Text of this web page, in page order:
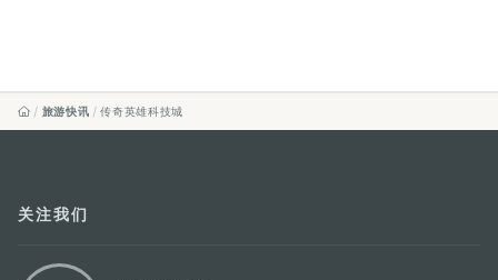
旅游快讯 传奇英雄科技城
关注我们